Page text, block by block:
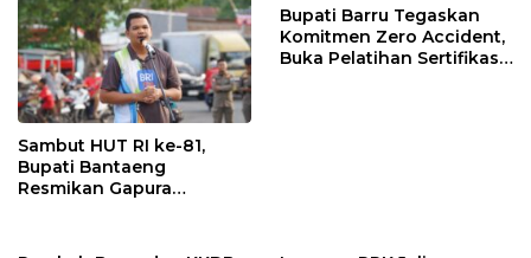
Sambut HUT RI ke-81,
Bupati Bantaeng
Resmikan Gapura
Bupati Barru Tegaskan
Komitmen Zero Accident,
Buka Pelatihan Sertifikasi